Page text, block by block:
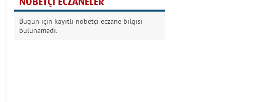
Kurban Bayramında
Dikkat!
Bugün için kayıtlı nöbetçi eczane bilgisi
bulunamadı.